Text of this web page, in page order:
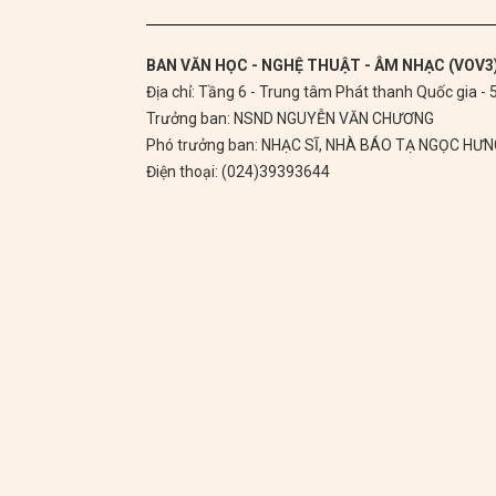
BAN VĂN HỌC - NGHỆ THUẬT - ÂM NHẠC
Địa chỉ: Tầng 6 - Trung tâm Phát thanh Quốc gia -
Trưởng ban: NSND NGUYỄN VĂN CHƯƠNG
Phó trưởng ban: NHẠC SĨ, NHÀ BÁO TẠ NGỌC
Điện thoại: (024)39393644